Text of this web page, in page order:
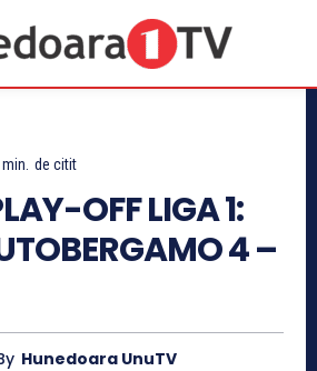
min. de citit
OFF LIGA 1:
4 –
Hunedoara UnuTV